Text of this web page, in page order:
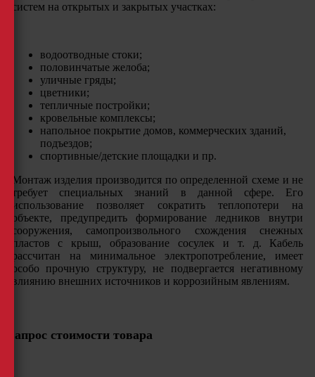
систем на открытых и закрытых участках:
водоотводные стоки;
половинчатые желоба;
уличные гряды;
цветники;
тепличные постройки;
кровельные комплексы;
напольное покрытие домов, коммерческих зданий,
подъездов;
спортивные/детские площадки и пр.
Монтаж изделия производится по определенной схеме и не
требует специальных знаний в данной сфере. Его
использование позволяет сократить теплопотери на
объекте, предупредить формирование ледников внутри
сооружения, самопроизвольного схождения снежных
пластов с крыш, образование сосулек и т. д. Кабель
рассчитан на минимальное электропотребление, имеет
особо прочную структуру, не подвергается негативному
влиянию внешних источников и коррозийным явлениям.
Запрос стоимости товара